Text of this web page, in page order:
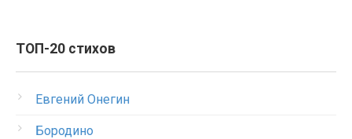
ТОП-20 стихов
Евгений Онегин
Бородино